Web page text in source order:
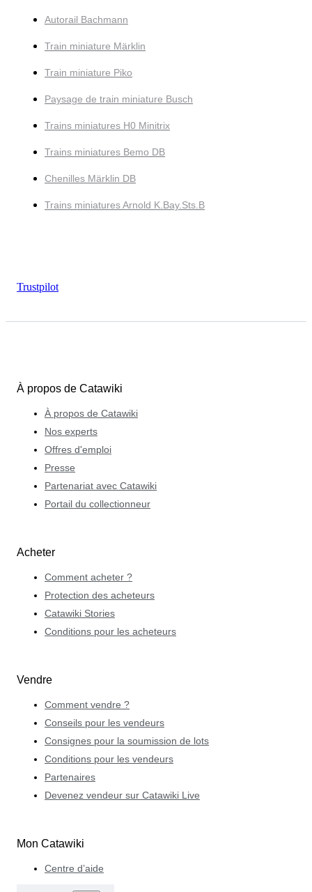
Autorail Bachmann
Train miniature Märklin
Train miniature Piko
Paysage de train miniature Busch
Trains miniatures H0 Minitrix
Trains miniatures Bemo DB
Chenilles Märklin DB
Trains miniatures Arnold K.Bay.Sts.B
Trustpilot
À propos de Catawiki
À propos de Catawiki
Nos experts
Offres d'emploi
Presse
Partenariat avec Catawiki
Portail du collectionneur
Acheter
Comment acheter ?
Protection des acheteurs
Catawiki Stories
Conditions pour les acheteurs
Vendre
Comment vendre ?
Conseils pour les vendeurs
Consignes pour la soumission de lots
Conditions pour les vendeurs
Partenaires
Devenez vendeur sur Catawiki Live
Mon Catawiki
Centre d’aide